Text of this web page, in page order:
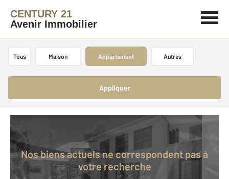
CENTURY 21
Avenir Immobilier
Tous Maison Appartement Autres
Appliquer
Nos biens actuels ne correspondent pas à
votre recherche